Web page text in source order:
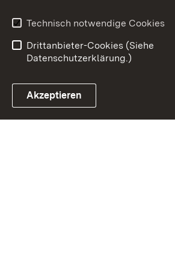
Erklärung zur
Technisch notwendige Cookies
Drittanbieter-Cookies (Siehe
Datenschutzerklärung.)
Akzeptieren